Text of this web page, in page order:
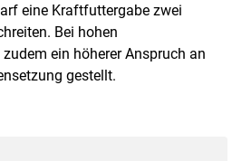
eine Kraftfuttergabe zwei
Bei hohen
ein höherer Anspruch an
gestellt.